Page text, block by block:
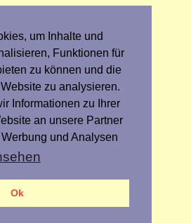
um Inhalte und
Funktionen für
zu können und die
zu analysieren.
Informationen zu Ihrer
an unsere Partner
und Analysen
Ok